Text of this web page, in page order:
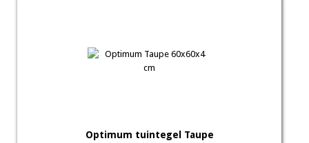
Optimum tuintegel Taupe